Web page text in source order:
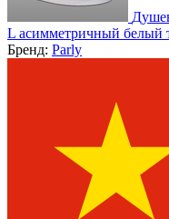
L асимметричный белый
Бренд: Parly